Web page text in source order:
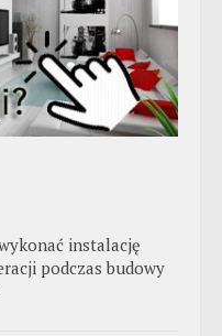
instalację
podczas budowy